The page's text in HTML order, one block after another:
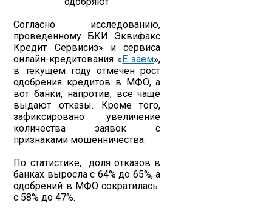
Согласно исследованию,
проведенному БКИ Эквифакс
Кредит Сервисиз» и сервиса
онлайн-кредитования «Е заем»,
в текущем году отмечен рост
одобрения кредитов в МФО, а
вот банки, напротив, все чаще
выдают отказы. Кроме того,
зафиксировано увеличение
количества заявок с
признаками мошенничества.
По статистике, доля отказов в
банках выросла с 64% до 65%, а
одобрений в МФО сократилась
с 58% до 47%.